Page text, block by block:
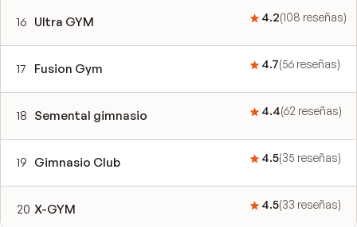
16 Ultra GYM 4.2(108 reseñas)
17 Fusion Gym 4.7(56 reseñas)
18 Semental gimnasio 4.4(62 reseñas)
19 Gimnasio Club 4.5(35 reseñas)
20 X-GYM 4.5(33 reseñas)